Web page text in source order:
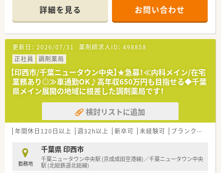
＊------------------------------------------＊
【店舗情報と応需状況について】
■京成成田空港線や北総鉄道北総線の千葉ニュータウン中央駅
から車で5分ほどの場所に位置しており、通勤しやすい環境で
す。
■皮膚科のほか面対応であらゆる医療機関からの処方箋を受け
付けており、1日あたりの応需枚数は約60枚となっています。
■勤務体制は常勤薬剤師が5人在籍しており、手厚い人員配置に
よって一人ひとりの負担が少なくゆとりを持てる環境です。
【想定されるキャリアイメージ】
■管理薬剤師の経験をお持ちの方であれば、中途入社から最短3
ヶ月程度で管理薬剤師へ就任した実績もございます。
■新規出店や調剤併設店の増加に伴いポストが多く、将来的には
本部の採用職や品質管理職へのキャリアチェンジも可能です。
り、先進的な薬局経営について深く学ぶことができます。
【想定されるモデル年収】
詳細を見る お問い合わせ
更新日： 2026/07/31 薬剤師求人ID： 498858
正社員
調剤薬局
【印西市/千葉ニュータウン中央】★急募！≪内科メイン/在宅
業務あり◎≫車通勤OK♪高年収650万円も目指せる◆千葉
県メイン展開の地域に根差した調剤薬局です！
検討リストに追加
年間休日120日以上 週32h以上 新卒可 未経験可 ブランク可
勤務地
千葉県 印西市
千葉ニュータウン中央駅 (京成成田空港線)／千葉ニュータウン中央
駅 (北総鉄道北総線)